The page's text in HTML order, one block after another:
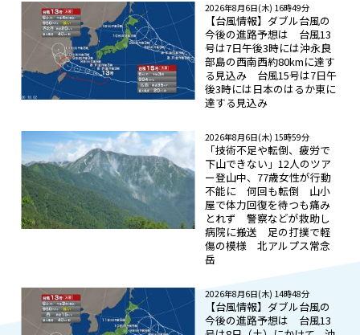
2026年8月6日(木) 16時49分
【台風情報】ダブル台風の
今後の進路予想は 台風13
号は7日午後3時には沖永良
部島の西南西約80kmに達す
る見込み 台風15号は7日午
後3時には日本のはるか東に
達する見込み
2026年8月6日(木) 15時59分
「技術不足や転倒、疲労で
下山できない」12人のツア
ー登山中、77歳女性が行動
不能に 何回も転倒 山小
屋で体力回復を待つも痛み
とれず 警察などが救助し
病院に搬送 足の打撲で軽
傷の模様 北アルプス常念
岳
2026年8月6日(木) 14時48分
【台風情報】ダブル台風の
今後の進路予想は 台風13